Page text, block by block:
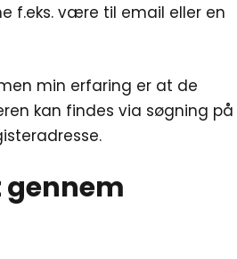
f.eks. være til email eller en
min erfaring er at de
kan findes via søgning på